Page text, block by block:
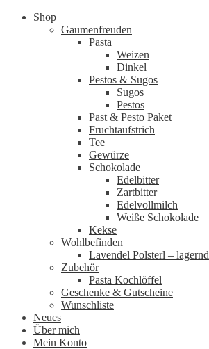
Shop
Gaumenfreuden
Pasta
Weizen
Dinkel
Pestos & Sugos
Sugos
Pestos
Past & Pesto Paket
Fruchtaufstrich
Tee
Gewürze
Schokolade
Edelbitter
Zartbitter
Edelvollmilch
Weiße Schokolade
Kekse
Wohlbefinden
Lavendel Polsterl – lagernd
Zubehör
Pasta Kochlöffel
Geschenke & Gutscheine
Wunschliste
Neues
Über mich
Mein Konto